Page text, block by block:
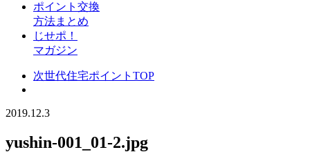
ポイント交換
方法まとめ
じせポ！
マガジン
次世代住宅ポイントTOP
2019.12.3
yushin-001_01-2.jpg